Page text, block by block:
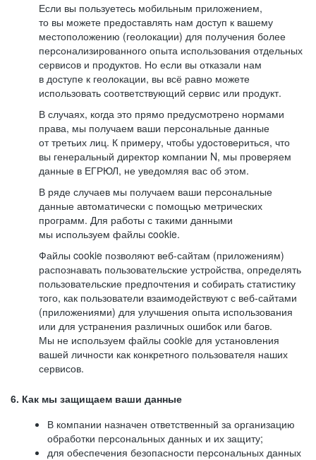
Если вы пользуетесь мобильным приложением,
то вы можете предоставлять нам доступ к вашему
местоположению (геолокации) для получения более
персонализированного опыта использования отдельных
сервисов и продуктов. Но если вы отказали нам
в доступе к геолокации, вы всё равно можете
использовать соответствующий сервис или продукт.
В случаях, когда это прямо предусмотрено нормами
права, мы получаем ваши персональные данные
от третьих лиц. К примеру, чтобы удостовериться, что
вы генеральный директор компании N, мы проверяем
данные в ЕГРЮЛ, не уведомляя вас об этом.
В ряде случаев мы получаем ваши персональные
данные автоматически с помощью метрических
программ. Для работы с такими данными
мы используем файлы cookie.
Файлы cookie позволяют веб-сайтам (приложениям)
распознавать пользовательские устройства, определять
пользовательские предпочтения и собирать статистику
того, как пользователи взаимодействуют с веб-сайтами
(приложениями) для улучшения опыта использования
или для устранения различных ошибок или багов.
Мы не используем файлы cookie для установления
вашей личности как конкретного пользователя наших
сервисов.
6. Как мы защищаем ваши данные
В компании назначен ответственный за организацию
обработки персональных данных и их защиту;
для обеспечения безопасности персональных данных